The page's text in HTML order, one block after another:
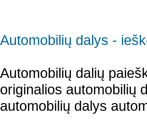
Automobilių dalys -
Automobilių dalių
originalios automobilių
automobilių dalys